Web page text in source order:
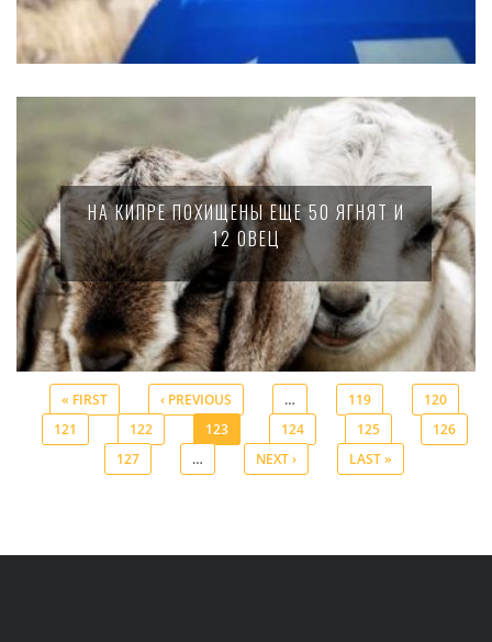
НА КИПРЕ ПОХИЩЕНЫ ЕЩЕ 50 ЯГНЯТ И
12 ОВЕЦ
Pages
« FIRST ‹ PREVIOUS … 119
120
121
122 123 124 125
126
127
… NEXT › LAST »